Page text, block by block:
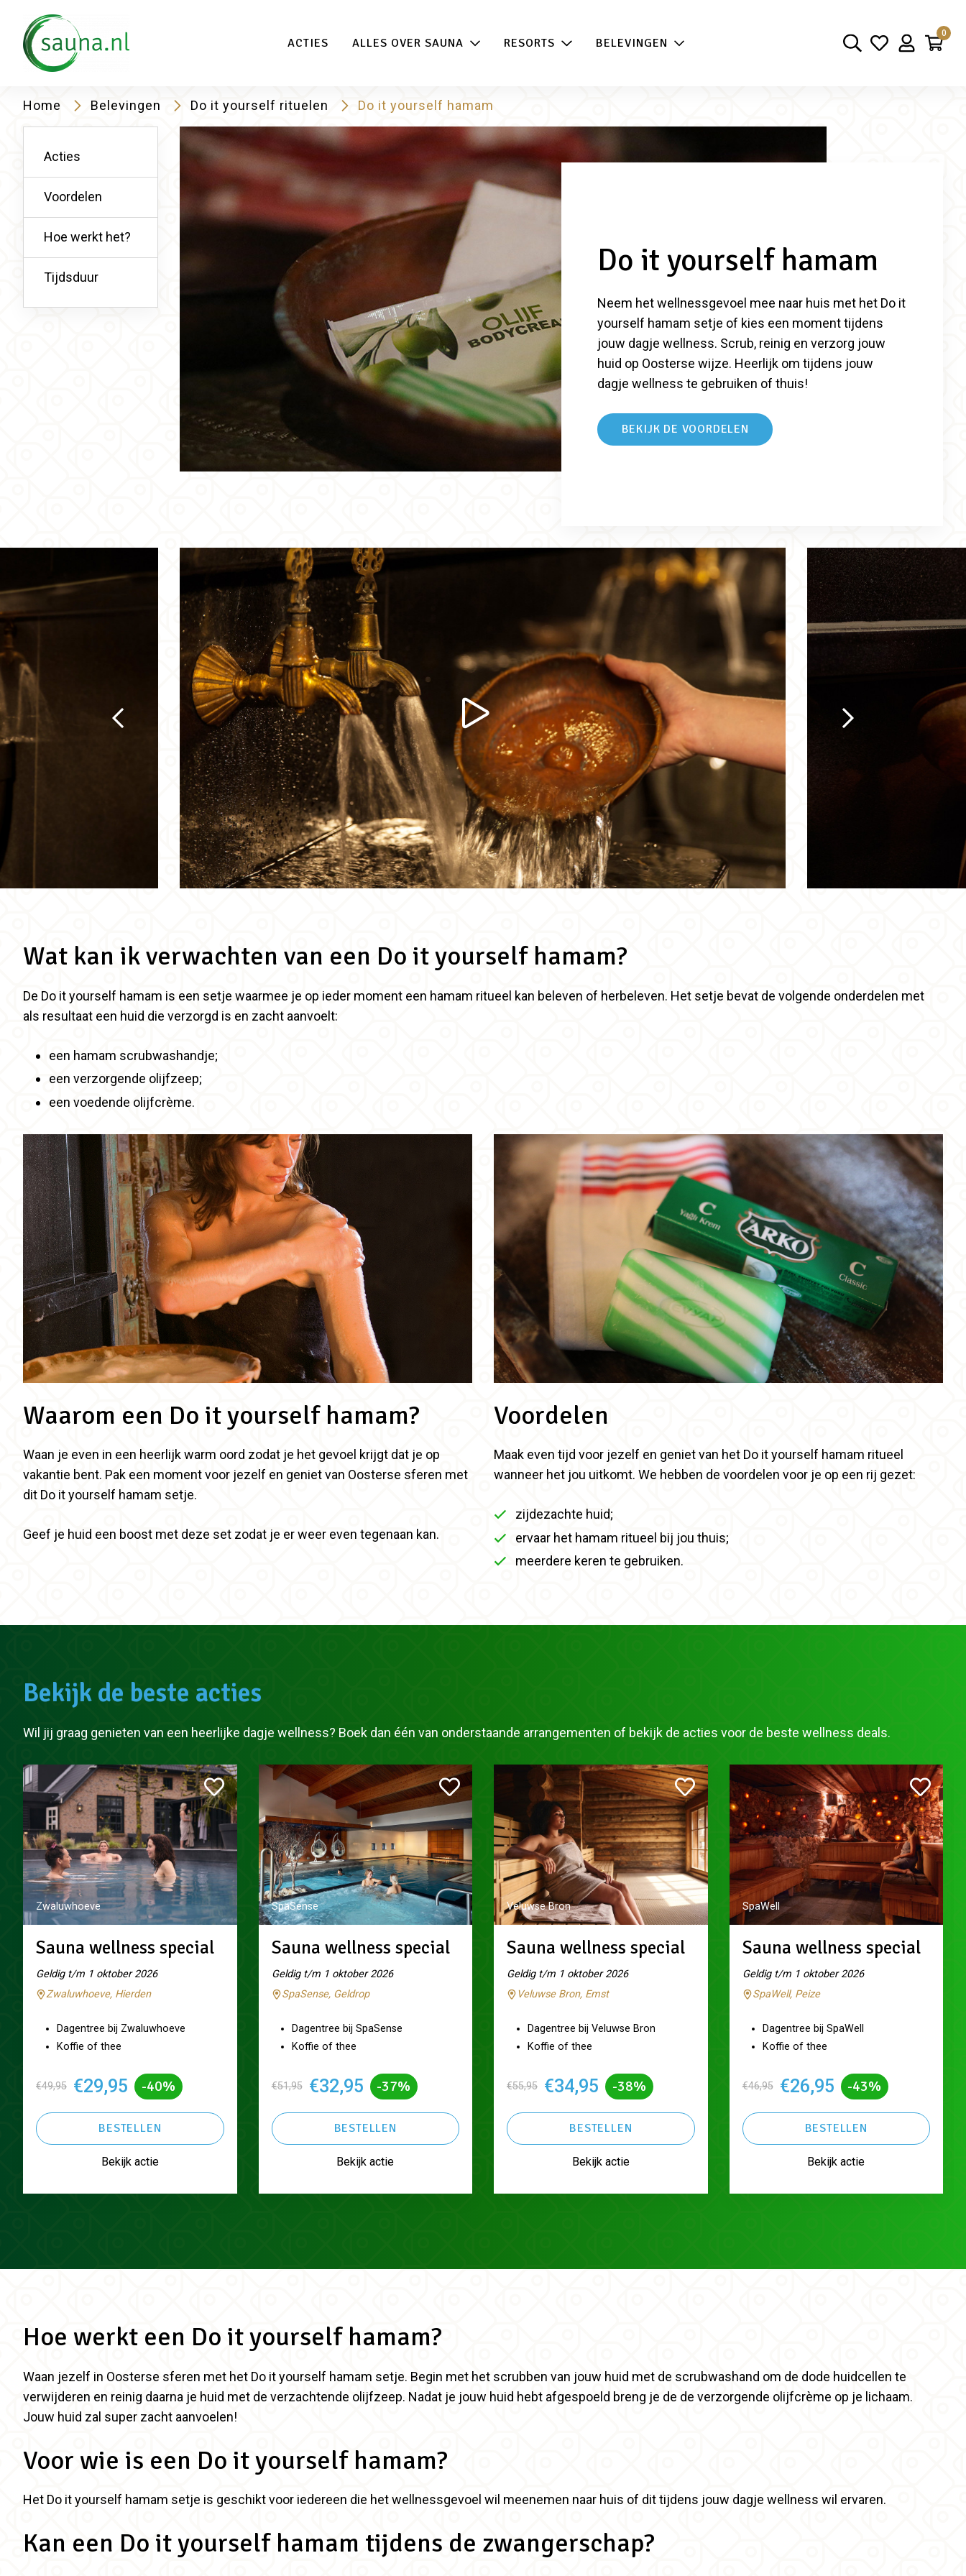
ACTIES ALLES OVER SAUNA RESORTS BELEVINGEN
0
Home Belevingen Do it yourself rituelen Do it yourself hamam
Acties
Voordelen
Hoe werkt het?
Tijdsduur Do it yourself hamam
Neem het wellnessgevoel mee naar huis met het Do it
yourself hamam setje of kies een moment tijdens
jouw dagje wellness. Scrub, reinig en verzorg jouw
huid op Oosterse wijze. Heerlijk om tijdens jouw
dagje wellness te gebruiken of thuis!
BEKIJK DE VOORDELEN
Wat kan ik verwachten van een Do it yourself hamam?
De Do it yourself hamam is een setje waarmee je op ieder moment een hamam ritueel kan beleven of herbeleven. Het setje bevat de volgende onderdelen met
als resultaat een huid die verzorgd is en zacht aanvoelt:
een hamam scrubwashandje;
een verzorgende olijfzeep;
een voedende olijfcrème.
Waarom een Do it yourself hamam?
Waan je even in een heerlijk warm oord zodat je het gevoel krijgt dat je op
vakantie bent. Pak een moment voor jezelf en geniet van Oosterse sferen met
dit Do it yourself hamam setje.
Geef je huid een boost met deze set zodat je er weer even tegenaan kan.
Voordelen
Maak even tijd voor jezelf en geniet van het Do it yourself hamam ritueel
wanneer het jou uitkomt. We hebben de voordelen voor je op een rij gezet:
zijdezachte huid;
ervaar het hamam ritueel bij jou thuis;
meerdere keren te gebruiken.
Bekijk de beste acties
Wil jij graag genieten van een heerlijke dagje wellness? Boek dan één van onderstaande arrangementen of bekijk de acties voor de beste wellness deals.
Zwaluwhoeve
Sauna wellness special
Geldig t/m 1 oktober 2026
Zwaluwhoeve, Hierden
Dagentree bij Zwaluwhoeve
Koffie of thee
€49,95 €29,95 -40%
BESTELLEN
Bekijk actie
SpaSense
Sauna wellness special
Geldig t/m 1 oktober 2026
SpaSense, Geldrop
Dagentree bij SpaSense
Koffie of thee
€51,95 €32,95 -37%
BESTELLEN
Bekijk actie
Veluwse Bron
Sauna wellness special
Geldig t/m 1 oktober 2026
Veluwse Bron, Emst
Dagentree bij Veluwse Bron
Koffie of thee
€55,95 €34,95 -38%
BESTELLEN
Bekijk actie
SpaWell
Sauna wellness special
Geldig t/m 1 oktober 2026
SpaWell, Peize
Dagentree bij SpaWell
Koffie of thee
€46,95 €26,95 -43%
BESTELLEN
Bekijk actie
Hoe werkt een Do it yourself hamam?
Waan jezelf in Oosterse sferen met het Do it yourself hamam setje. Begin met het scrubben van jouw huid met de scrubwashand om de dode huidcellen te
verwijderen en reinig daarna je huid met de verzachtende olijfzeep. Nadat je jouw huid hebt afgespoeld breng je de de verzorgende olijfcrème op je lichaam.
Jouw huid zal super zacht aanvoelen!
Voor wie is een Do it yourself hamam?
Het Do it yourself hamam setje is geschikt voor iedereen die het wellnessgevoel wil meenemen naar huis of dit tijdens jouw dagje wellness wil ervaren.
Kan een Do it yourself hamam tijdens de zwangerschap?